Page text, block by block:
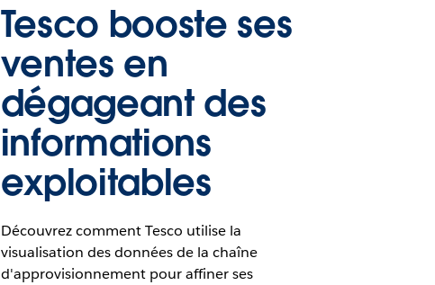
Tesco booste ses
ventes en
dégageant des
informations
exploitables
Découvrez comment Tesco utilise la
visualisation des données de la chaîne
d'approvisionnement pour affiner ses